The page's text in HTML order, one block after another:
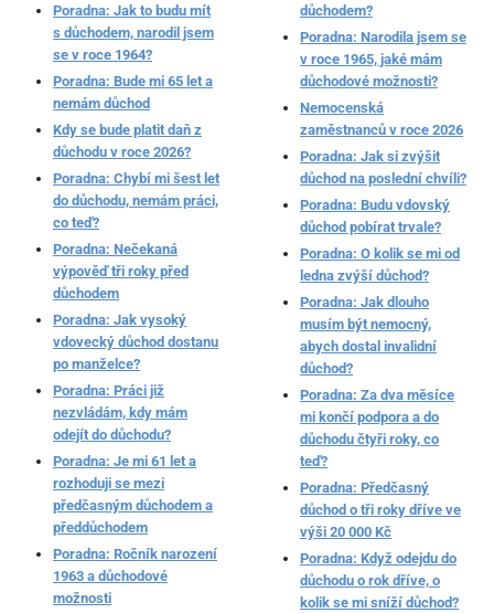
Poradna: Jak to budu mít
s důchodem, narodil jsem
se v roce 1964?
Poradna: Bude mi 65 let a
nemám důchod
Kdy se bude platit daň z
důchodu v roce 2026?
Poradna: Chybí mi šest let
do důchodu, nemám práci,
co teď?
Poradna: Nečekaná
výpověď tři roky před
důchodem
Poradna: Jak vysoký
vdovecký důchod dostanu
po manželce?
Poradna: Práci již
nezvládám, kdy mám
odejít do důchodu?
Poradna: Je mi 61 let a
rozhoduji se mezi
předčasným důchodem a
předdůchodem
Poradna: Ročník narození
1963 a důchodové
možnosti
důchodem?
Poradna: Narodila jsem se
v roce 1965, jaké mám
důchodové možnosti?
Nemocenská
zaměstnanců v roce 2026
Poradna: Jak si zvýšit
důchod na poslední chvíli?
Poradna: Budu vdovský
důchod pobírat trvale?
Poradna: O kolik se mi od
ledna zvýší důchod?
Poradna: Jak dlouho
musím být nemocný,
abych dostal invalidní
důchod?
Poradna: Za dva měsíce
mi končí podpora a do
důchodu čtyři roky, co
teď?
Poradna: Předčasný
důchod o tři roky dříve ve
výši 20 000 Kč
Poradna: Když odejdu do
důchodu o rok dříve, o
kolik se mi sníží důchod?